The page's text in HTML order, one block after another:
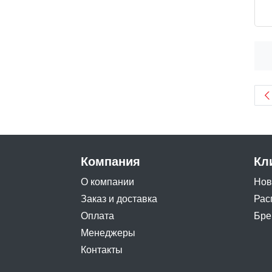
Компания
О компании
Заказ и доставка
Оплата
Менеджеры
Контакты